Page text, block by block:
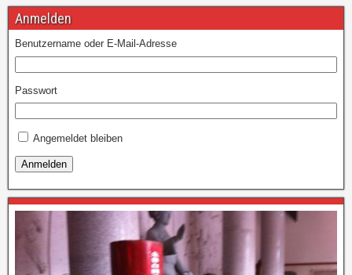
Anmelden
Benutzername oder E-Mail-Adresse
Passwort
Angemeldet bleiben
Anmelden